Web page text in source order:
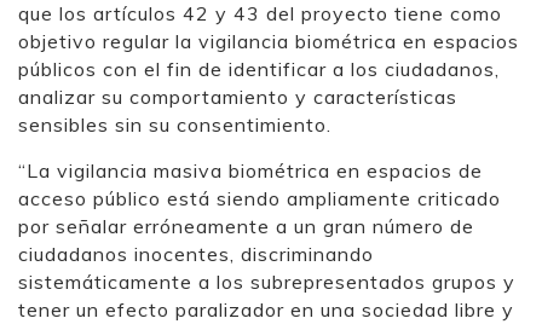
que los artículos 42 y 43 del proyecto tiene como
objetivo regular la vigilancia biométrica en espacios
públicos con el fin de identificar a los ciudadanos,
analizar su comportamiento y características
sensibles sin su consentimiento.
“La vigilancia masiva biométrica en espacios de
acceso público está siendo ampliamente criticado
por señalar erróneamente a un gran número de
ciudadanos inocentes, discriminando
sistemáticamente a los subrepresentados grupos y
tener un efecto paralizador en una sociedad libre y